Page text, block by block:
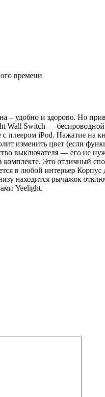
времени
– удобно и здорово. Но
Wall Switch —
плеером iPod. Нажатие на
изменить цвет (если
выключателя — его не
комплекте. Это отличный
в любой интерьер Корпус
находится рычажок
Yeelight.